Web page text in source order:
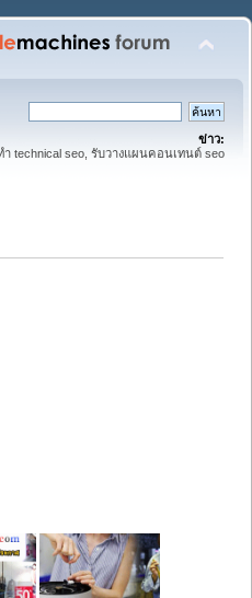
ข่าว:
technical seo, รับวางแผนคอนเทนต์ seo